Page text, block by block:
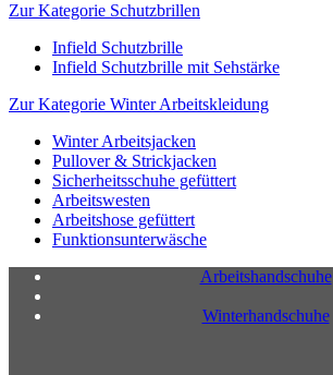
Zur Kategorie Schutzbrillen
Infield Schutzbrille
Infield Schutzbrille mit Sehstärke
Zur Kategorie Winter Arbeitskleidung
Winter Arbeitsjacken
Pullover & Strickjacken
Sicherheitsschuhe gefüttert
Arbeitswesten
Arbeitshose gefüttert
Funktionsunterwäsche
Arbeitshandschuhe
Winterhandschuhe